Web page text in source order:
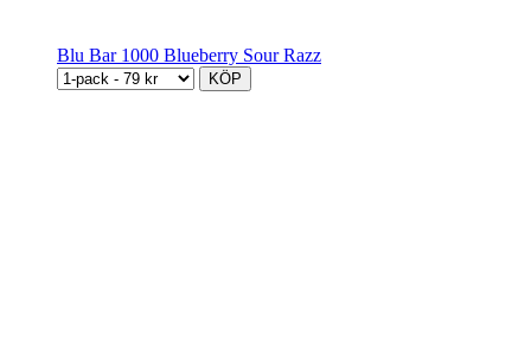
Blu Bar 1000 Blueberry Sour Razz
KÖP